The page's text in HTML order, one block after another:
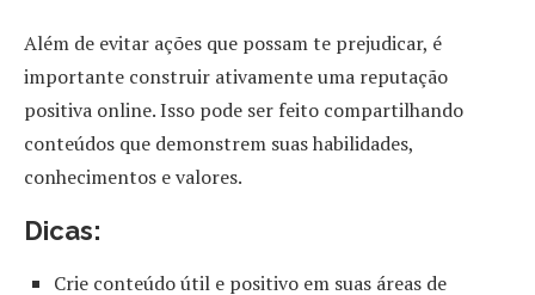
Além de evitar ações que possam te prejudicar, é
importante construir ativamente uma reputação
positiva online. Isso pode ser feito compartilhando
conteúdos que demonstrem suas habilidades,
conhecimentos e valores.
Dicas:
Crie conteúdo útil e positivo em suas áreas de